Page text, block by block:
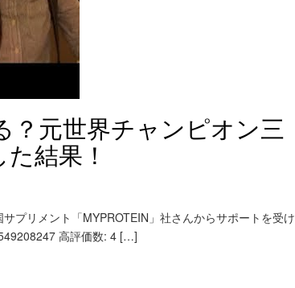
？元世界チャンピオン三
結果！
プリメント「MYPROTEIN」社さんからサポートを受け
高評価数: 4 […]